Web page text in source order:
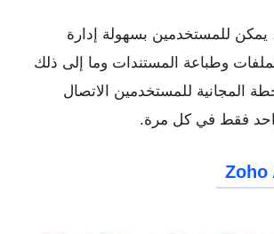
يمكن للمستخدمين بسهولة إدارة
وطباعة المستندات وما إلى ذلك
المجانية للمستخدمين الاتصال
واحد فقط في كل مرة.
Zoho